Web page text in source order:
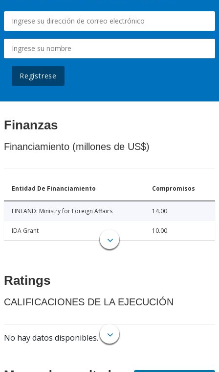
Regístrese
Finanzas
Financiamiento (millones de US$)
Entidad De Financiamiento Compromisos
FINLAND: Ministry for Foreign Affairs 14.00
IDA Grant 10.00
Ratings
CALIFICACIONES DE LA EJECUCIÓN
No hay datos disponibles.